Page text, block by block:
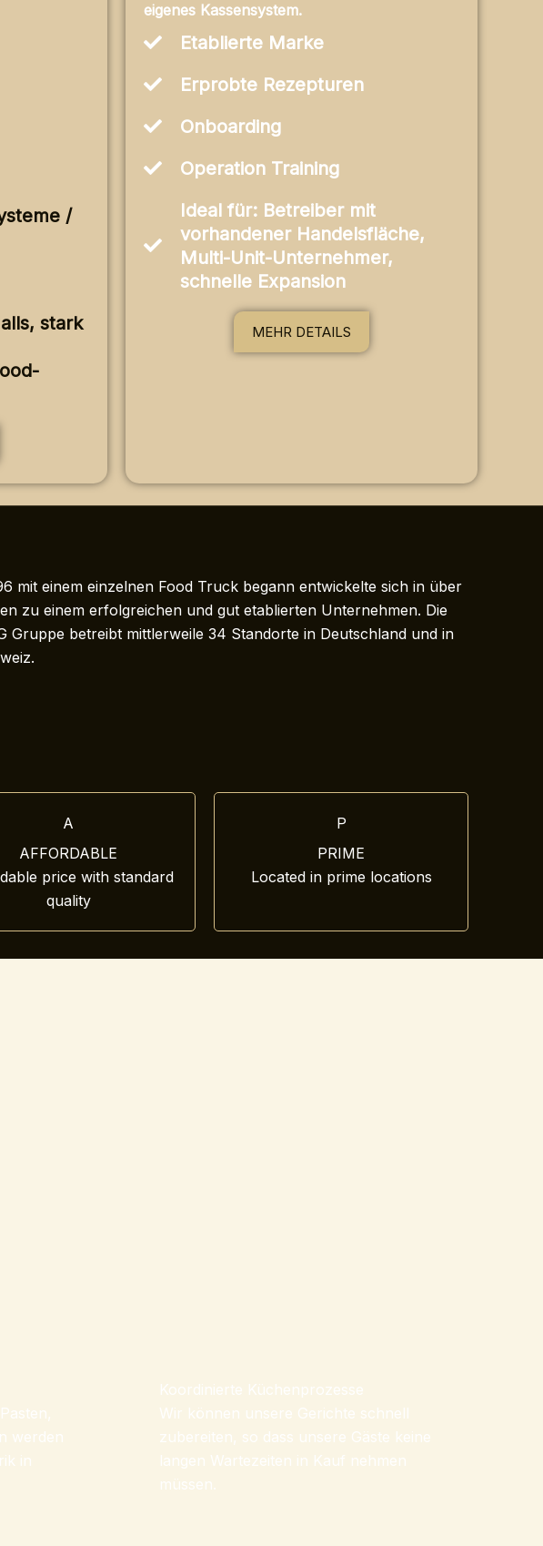
/
stark
eigenes Kassensystem.
Etablierte Marke
Erprobte Rezepturen
Onboarding
Operation Training
Ideal für: Betreiber mit
vorhandener Handelsfläche,
Multi-Unit-Unternehmer,
schnelle Expansion
MEHR DETAILS
mit einem einzelnen Food Truck begann entwickelte sich in über
zu einem erfolgreichen und gut etablierten Unternehmen. Die
Gruppe betreibt mittlerweile 34 Standorte in Deutschland und in
A
AFFORDABLE
price with standard
quality
P
PRIME
Located in prime locations
werden
in
Koordinierte Küchenprozesse
Wir können unsere Gerichte schnell
zubereiten, so dass unsere Gäste keine
langen Wartezeiten in Kauf nehmen
müssen.